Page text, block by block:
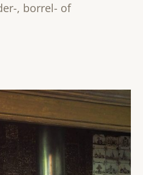
, borrel- of